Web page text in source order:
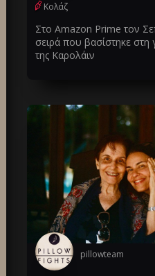
Κολάζ
Στο Amazon Prime τον
σειρά που βασίστηκε στη
της Καρολάιν
pillowteam